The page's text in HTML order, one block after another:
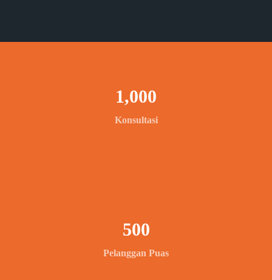
Konsultasi
1,000
Pelanggan Puas
500